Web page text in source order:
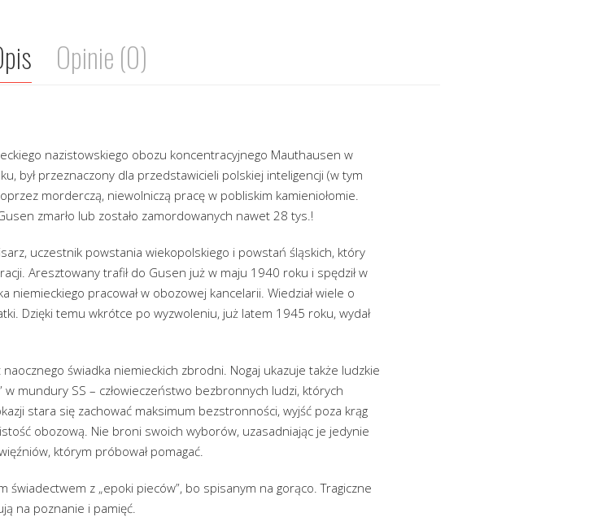
Opinie (0)
nazistowskiego obozu koncentracyjnego Mauthausen w
był przeznaczony dla przedstawicieli polskiej inteligencji (w tym
morderczą, niewolniczą pracę w pobliskim kamieniołomie.
zmarło lub zostało zamordowanych nawet 28 tys.!
uczestnik powstania wiekopolskiego i powstań śląskich, który
Aresztowany trafił do Gusen już w maju 1940 roku i spędził w
niemieckiego pracował w obozowej kancelarii. Wiedział wiele o
Dzięki temu wkrótce po wyzwoleniu, już latem 1945 roku, wydał
świadka niemieckich zbrodni. Nogaj ukazuje także ludzkie
mundury SS – człowieczeństwo bezbronnych ludzi, których
stara się zachować maksimum bezstronności, wyjść poza krąg
obozową. Nie broni swoich wyborów, uzasadniając je jedynie
którym próbował pomagać.
świadectwem z „epoki pieców”, bo spisanym na gorąco. Tragiczne
na poznanie i pamięć.